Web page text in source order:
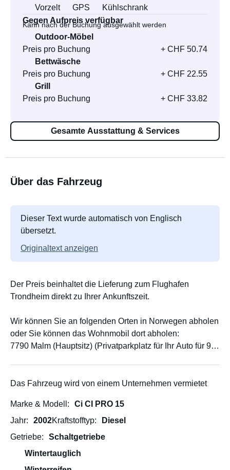
Vorzelt
GPS
Kühlschrank
Gegen Aufpreis verfügbar
Kann nach der Buchung ausgewählt werden
Outdoor-Möbel
Preis pro Buchung
+ CHF 50.74
Bettwäsche
Preis pro Buchung
+ CHF 22.55
Grill
Preis pro Buchung
+ CHF 33.82
Gesamte Ausstattung & Services
Über das Fahrzeug
Dieser Text wurde automatisch von Englisch
übersetzt.
Originaltext anzeigen
Der Preis beinhaltet die Lieferung zum Flughafen
Trondheim direkt zu Ihrer Ankunftszeit.
Wir können Sie an folgenden Orten in Norwegen abholen
oder Sie können das Wohnmobil dort abholen:
7790 Malm (Hauptsitz) (Privatparkplatz für Ihr Auto für 90
7500 Stjørdal (Flughafen Trondheim)
im Buchungsprozess mit. Wir erstellen Ihnen dann ein
Angebot.
Kind oder zwei Kleinkinder. Im Heck befindet sich ein 140
Das Fahrzeug wird von einem Unternehmen vermietet
Marke & Modell
Ci CI PRO 15
Jahr
2002Kraftstofftyp
Diesel
Getriebe
Schaltgetriebe
Wintertauglich